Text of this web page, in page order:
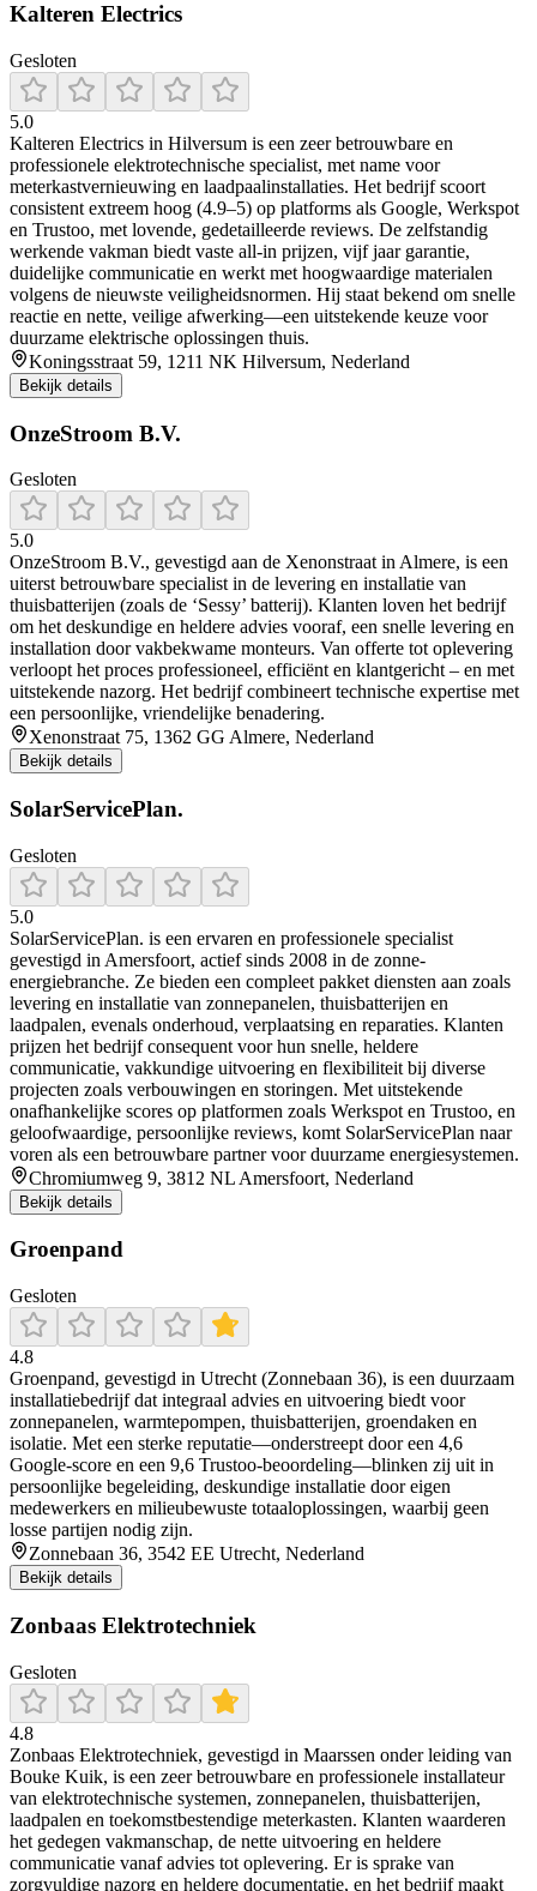
Kalteren Electrics
Gesloten
5.0
Kalteren Electrics in Hilversum is een zeer betrouwbare en
professionele elektrotechnische specialist, met name voor
meterkastvernieuwing en laadpaalinstallaties. Het bedrijf scoort
consistent extreem hoog (4.9–5) op platforms als Google, Werkspot
en Trustoo, met lovende, gedetailleerde reviews. De zelfstandig
werkende vakman biedt vaste all‑in prijzen, vijf jaar garantie,
duidelijke communicatie en werkt met hoogwaardige materialen
volgens de nieuwste veiligheidsnormen. Hij staat bekend om snelle
reactie en nette, veilige afwerking—een uitstekende keuze voor
duurzame elektrische oplossingen thuis.
Koningsstraat 59, 1211 NK Hilversum, Nederland
Bekijk details
OnzeStroom B.V.
Gesloten
5.0
OnzeStroom B.V., gevestigd aan de Xenonstraat in Almere, is een
uiterst betrouwbare specialist in de levering en installatie van
thuisbatterijen (zoals de ‘Sessy’ batterij). Klanten loven het bedrijf
om het deskundige en heldere advies vooraf, een snelle levering en
installation door vakbekwame monteurs. Van offerte tot oplevering
verloopt het proces professioneel, efficiënt en klantgericht – en met
uitstekende nazorg. Het bedrijf combineert technische expertise met
een persoonlijke, vriendelijke benadering.
Xenonstraat 75, 1362 GG Almere, Nederland
Bekijk details
SolarServicePlan.
Gesloten
5.0
SolarServicePlan. is een ervaren en professionele specialist
gevestigd in Amersfoort, actief sinds 2008 in de zonne-
energiebranche. Ze bieden een compleet pakket diensten aan zoals
levering en installatie van zonnepanelen, thuisbatterijen en
laadpalen, evenals onderhoud, verplaatsing en reparaties. Klanten
prijzen het bedrijf consequent voor hun snelle, heldere
communicatie, vakkundige uitvoering en flexibiliteit bij diverse
projecten zoals verbouwingen en storingen. Met uitstekende
onafhankelijke scores op platformen zoals Werkspot en Trustoo, en
geloofwaardige, persoonlijke reviews, komt SolarServicePlan naar
voren als een betrouwbare partner voor duurzame energiesystemen.
Chromiumweg 9, 3812 NL Amersfoort, Nederland
Bekijk details
Groenpand
Gesloten
4.8
Groenpand, gevestigd in Utrecht (Zonnebaan 36), is een duurzaam
installatiebedrijf dat integraal advies en uitvoering biedt voor
zonnepanelen, warmtepompen, thuisbatterijen, groendaken en
isolatie. Met een sterke reputatie—onderstreept door een 4,6
Google-score en een 9,6 Trustoo-beoordeling—blinken zij uit in
persoonlijke begeleiding, deskundige installatie door eigen
medewerkers en milieubewuste totaaloplossingen, waarbij geen
losse partijen nodig zijn.
Zonnebaan 36, 3542 EE Utrecht, Nederland
Bekijk details
Zonbaas Elektrotechniek
Gesloten
4.8
Zonbaas Elektrotechniek, gevestigd in Maarssen onder leiding van
Bouke Kuik, is een zeer betrouwbare en professionele installateur
van elektrotechnische systemen, zonnepanelen, thuisbatterijen,
laadpalen en toekomstbestendige meterkasten. Klanten waarderen
het gedegen vakmanschap, de nette uitvoering en heldere
communicatie vanaf advies tot oplevering. Er is sprake van
zorgvuldige nazorg en heldere documentatie, en het bedrijf maakt